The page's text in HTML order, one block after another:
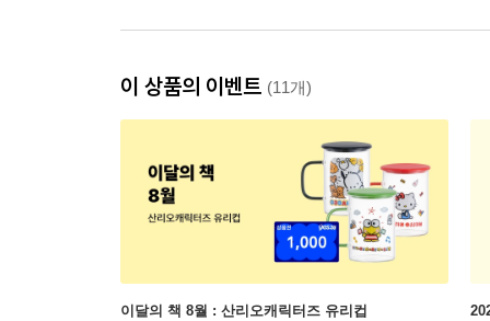
이 상품의 이벤트 (11개)
이달의 책 8월 : 산리오캐릭터즈 유리컵